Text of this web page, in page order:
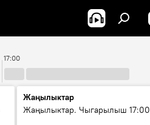
17:00
Жаңылыктар
Жаңылыктар. Чыгарылыш 17:00